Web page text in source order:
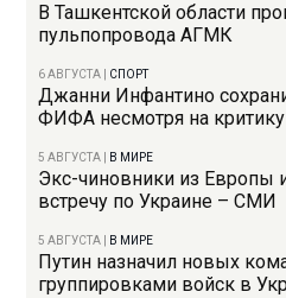
В Ташкентской области
пульпопровода АГМК
6 АВГУСТА СПОРТ
Джанни Инфантино
ФИФА несмотря на критику
5 АВГУСТА В МИРЕ
Экс-чиновники из Европы
встречу по Украине – СМИ
5 АВГУСТА В МИРЕ
Путин назначил новых
группировками войск в